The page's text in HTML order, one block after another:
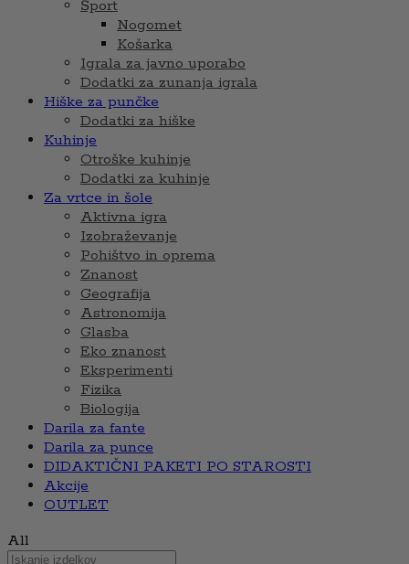
Šport
Nogomet
Košarka
Igrala za javno uporabo
Dodatki za zunanja igrala
Hiške za punčke
Dodatki za hiške
Kuhinje
Otroške kuhinje
Dodatki za kuhinje
Za vrtce in šole
Aktivna igra
Izobraževanje
Pohištvo in oprema
Znanost
Geografija
Astronomija
Glasba
Eko znanost
Eksperimenti
Fizika
Biologija
Darila za fante
Darila za punce
DIDAKTIČNI PAKETI PO STAROSTI
Akcije
OUTLET
All